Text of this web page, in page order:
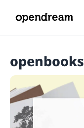
openbooks